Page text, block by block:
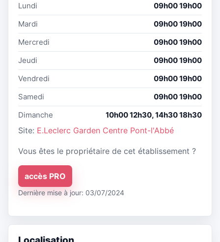
Lundi
09h00 19h00
Mardi
09h00 19h00
Mercredi
09h00 19h00
Jeudi
09h00 19h00
Vendredi
09h00 19h00
Samedi
09h00 19h00
Dimanche
10h00 12h30, 14h30 18h30
Site: E.Leclerc Garden Centre Pont-l'Abbé
Vous êtes le propriétaire de cet établissement ?
accès PRO
Dernière mise à jour: 03/07/2024